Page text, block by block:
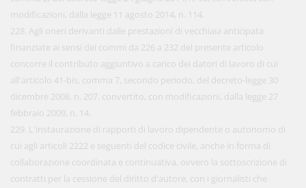
modificazioni, dalla legge 11 agosto 2014, n. 114.
228. Agli oneri derivanti dalle prestazioni di vecchiaia anticipata
finanziate ai sensi dei commi da 226 a 232 del presente articolo
concorre il contributo aggiuntivo a carico dei datori di lavoro di cui
all'articolo 41-bis, comma 7, secondo periodo, del decreto-legge 30
dicembre 2008, n. 207, convertito, con modificazioni, dalla legge 27
febbraio 2009, n. 14.
229. L'instaurazione di rapporti di lavoro dipendente o autonomo di
cui agli articoli 2222 e seguenti del codice civile, anche in forma di
collaborazione coordinata e continuativa, ovvero la sottoscrizione di
contratti per la cessione del diritto d'autore, con i giornalisti che